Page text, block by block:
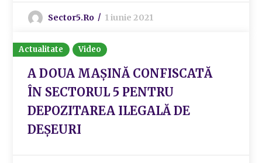
Sector5.ro 1 iunie 2021
Actualitate Video
A DOUA MAȘINĂ CONFISCATĂ
ÎN SECTORUL 5 PENTRU
DEPOZITAREA ILEGALĂ DE
DEȘEURI